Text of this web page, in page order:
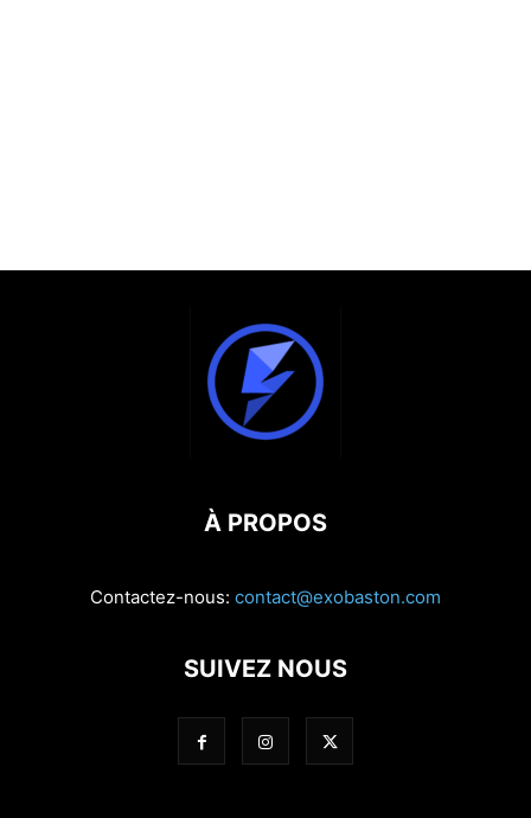
À PROPOS
Contactez-nous: contact@exobaston.com
SUIVEZ NOUS